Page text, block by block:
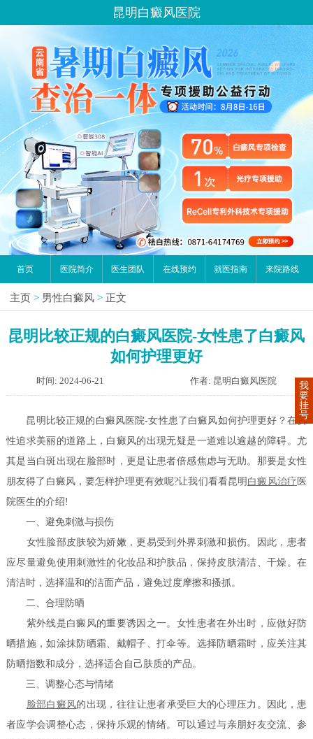
昆明白癜风医院
首页 医院简介 医生团队 在线预约 就医指南 来院路线
主页 > 男性白癜风 > 正文
昆明比较正规的白癜风医院-女性患了白癜风
如何护理更好
时间: 2024-06-21 作者: 昆明白癜风医院
昆明比较正规的白癜风医院-女性患了白癜风如何护理更好？在女
性追求美丽的道路上，白癜风的出现无疑是一道难以逾越的障碍。尤
其是当白斑出现在脸部时，更是让患者倍感焦虑与无助。那要是女性
朋友得了白癜风，要怎样护理更有效呢?让我们看看昆明 白癜风治疗 医
院医生的介绍!
一、避免刺激与损伤
女性脸部皮肤较为娇嫩，更易受到外界刺激和损伤。因此，患者
应尽量避免使用刺激性的化妆品和护肤品，保持皮肤清洁、干燥。在
清洁时，选择温和的洁面产品，避免过度摩擦和搔抓。
二、合理防晒
紫外线是白癜风的重要诱因之一。女性患者在外出时，应做好防
晒措施，如涂抹防晒霜、戴帽子、打伞等。选择防晒霜时，应关注其
防晒指数和成分，选择适合自己肤质的产品。
三、调整心态与情绪
脸部白癜风的出现，往往让患者承受巨大的心理压力。因此，患
者应学会调整心态，保持乐观的情绪。可以通过与亲朋好友交流、参
我
要
挂
号